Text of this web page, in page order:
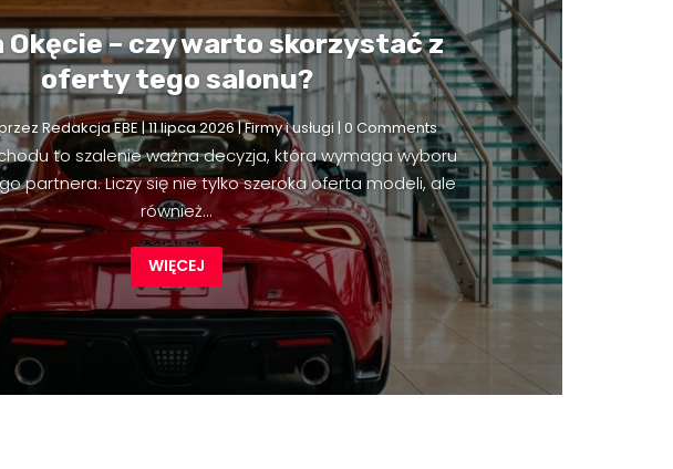
Okęcie – czy warto skorzystać z
oferty tego salonu?
Redakcja EBE|11 lipca 2026|Firmy i usługi | 0 Comments
to szalenie ważna decyzja, która wymaga wyboru
partnera. Liczy się nie tylko szeroka oferta modeli, ale
również...
WIĘCEJ